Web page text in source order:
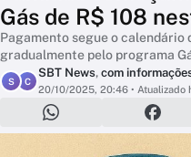
Gás de R$ 108
Pagamento segue o calendário
gradualmente pelo programa
S C
SBT News, com
20/10/2025, 20:46 • Atualizado